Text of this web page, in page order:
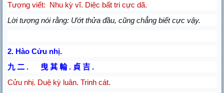
Tượng viết:
Nhu kỳ vĩ. Diệc bất tri cực dã.
Lời tượng nói rằng: Ướt thửa đầu, cũng chẳng biết cực vậy.
2. Hào Cửu nhị.
九 二 . 曳 其 輪 . 貞 吉 .
Cửu nhị. Duệ kỳ luân. Trinh cát.